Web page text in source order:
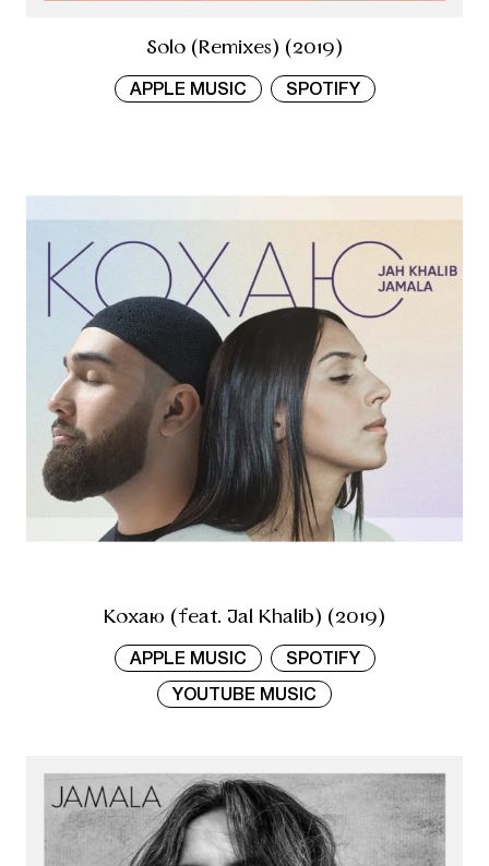
Solo (Remixes) (2019)
APPLE MUSIC SPOTIFY
Кохаю (feat. Jal Khalib) (2019)
APPLE MUSIC SPOTIFY
YOUTUBE MUSIC